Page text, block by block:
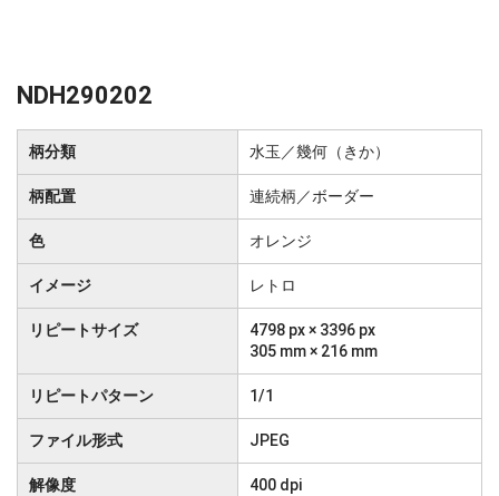
NDH290202
柄分類 水玉／幾何（きか）
柄配置 連続柄／ボーダー
色 オレンジ
イメージ レトロ
リピートサイズ
4798 px × 3396 px
305 mm × 216 mm
リピートパターン 1/1
ファイル形式 JPEG
解像度 400 dpi